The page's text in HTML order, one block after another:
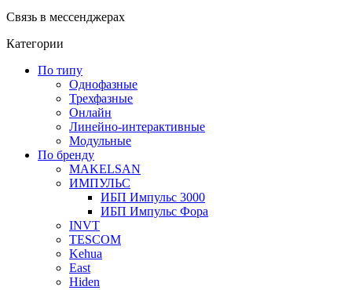
Связь в мессенджерах
Категории
По типу
Однофазные
Трехфазные
Онлайн
Линейно-интерактивные
Модульные
По бренду
MAKELSAN
ИМПУЛЬС
ИБП Импульс 3000
ИБП Импульс Фора
INVT
TESCOM
Kehua
East
Hiden